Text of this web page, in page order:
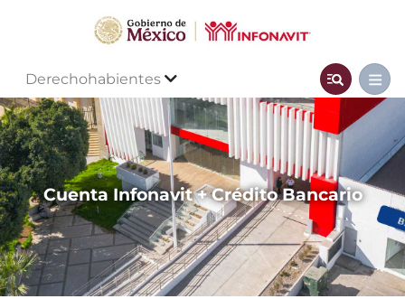
Derechohabientes
Cuenta Infonavit + Crédito Bancario